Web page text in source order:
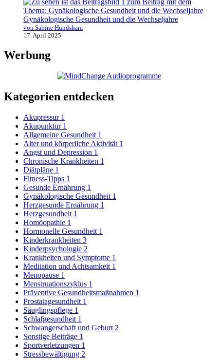
Gynäkologische Gesundheit und die Wechseljahre
von Sabine Hundsham
17. April 2025
Werbung
Kategorien entdecken
Akupressur 1
Akupunktur 1
Allgemeine Gesundheit 1
Alter und körperliche Aktivität 1
Angst und Depression 1
Chronische Krankheiten 1
Diätpläne 1
Fitness-Tipps 1
Gesunde Ernährung 1
Gynäkologische Gesundheit 1
Herzgesunde Ernährung 1
Herzgesundheit 1
Homöopathie 1
Hormonelle Gesundheit 1
Kinderkrankheiten 3
Kinderpsychologie 2
Krankheiten und Symptome 1
Meditation und Achtsamkeit 1
Menopause 1
Menstruationszyklus 1
Präventive Gesundheitsmaßnahmen 1
Prostatagesundheit 1
Säuglingspflege 1
Schlafgesundheit 1
Schwangerschaft und Geburt 2
Sonstige Beiträge 1
Sportverletzungen 1
Stressbewältigung 2